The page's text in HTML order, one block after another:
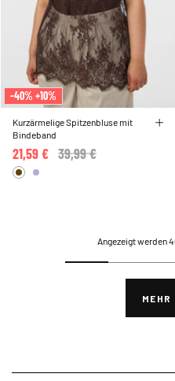
-40% +10%
Kurzärmelige Spitzenbluse mit
Bindeband
Price reduced from
39,99 €
21,59 €
Angezeigt werden
MEHR